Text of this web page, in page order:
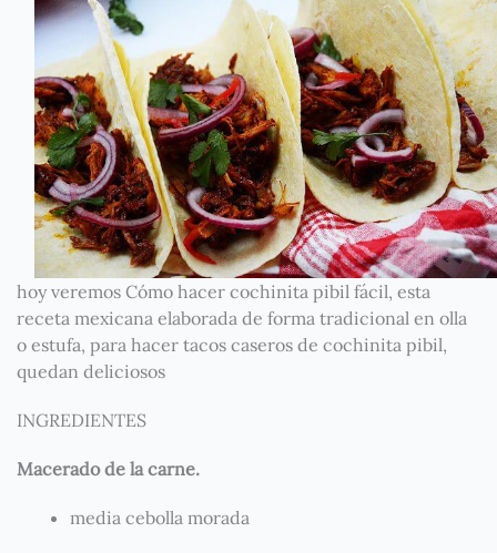
hoy veremos Cómo hacer cochinita pibil fácil, esta
receta mexicana elaborada de forma tradicional en olla
o estufa, para hacer tacos caseros de cochinita pibil,
quedan deliciosos
INGREDIENTES
Macerado de la carne.
media cebolla morada